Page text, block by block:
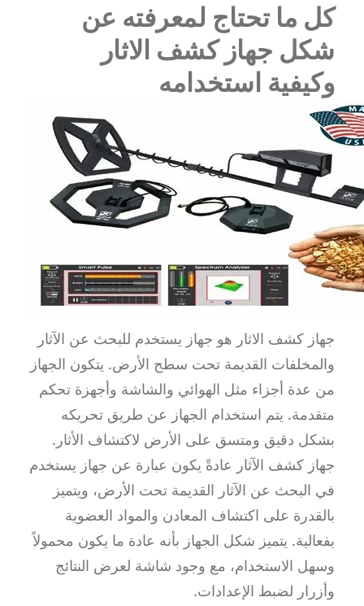
كل ما تحتاج لمعرفته عن
شكل جهاز كشف الاثار
وكيفية استخدامه
جهاز كشف الاثار هو جهاز يستخدم للبحث عن الآثار
والمخلفات القديمة تحت سطح الأرض. يتكون الجهاز
من عدة أجزاء مثل الهوائي والشاشة وأجهزة تحكم
متقدمة. يتم استخدام الجهاز عن طريق تحريكه
بشكل دقيق ومتسق على الأرض لاكتشاف الأثار.
جهاز كشف الآثار عادةً يكون عبارة عن جهاز يستخدم
في البحث عن الآثار القديمة تحت الأرض، ويتميز
بالقدرة على اكتشاف المعادن والمواد العضوية
بفعالية. يتميز شكل الجهاز بأنه عادة ما يكون محمولاً
وسهل الاستخدام، مع وجود شاشة لعرض النتائج
وأزرار لضبط الإعدادات.